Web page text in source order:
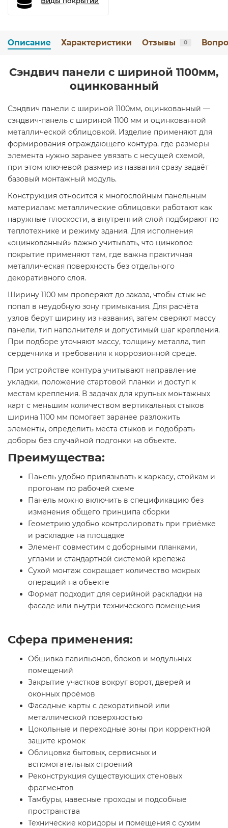
Описание Характеристики Отзывы 0
Сэндвич панели с шириной 1100мм,
оцинкованный
Сэндвич панели с шириной 1100мм, оцинкованный —
сэндвич-панель с шириной 1100 мм и оцинкованной
металлической облицовкой. Изделие применяют для
формирования ограждающего контура, где размеры
элемента нужно заранее увязать с несущей схемой,
при этом ключевой размер из названия сразу задаёт
базовый монтажный модуль.
Конструкция относится к многослойным панельным
материалам: металлические облицовки работают как
наружные плоскости, а внутренний слой подбирают по
теплотехнике и режиму здания. Для исполнения
«оцинкованный» важно учитывать, что цинковое
покрытие применяют там, где важна практичная
металлическая поверхность без отдельного
декоративного слоя.
Ширину 1100 мм проверяют до заказа, чтобы стык не
попал в неудобную зону примыкания. Для расчёта
узлов берут ширину из названия, затем сверяют массу
панели, тип наполнителя и допустимый шаг крепления.
При подборе уточняют массу, толщину металла, тип
сердечника и требования к коррозионной среде.
При устройстве контура учитывают направление
укладки, положение стартовой планки и доступ к
местам крепления. В задачах для крупных монтажных
карт с меньшим количеством вертикальных стыков
ширина 1100 мм помогает заранее разложить
элементы, определить места стыков и подобрать
доборы без случайной подгонки на объекте.
Преимущества:
Панель удобно привязывать к каркасу, стойкам и
прогонам по рабочей схеме
Панель можно включить в спецификацию без
изменения общего принципа сборки
Геометрию удобно контролировать при приёмке
и раскладке на площадке
Элемент совместим с доборными планками,
углами и стандартной системой крепежа
Сухой монтаж сокращает количество мокрых
операций на объекте
Формат подходит для серийной раскладки на
фасаде или внутри технического помещения
Сфера применения:
Обшивка павильонов, блоков и модульных
помещений
Закрытие участков вокруг ворот, дверей и
оконных проёмов
Фасадные карты с декоративной или
металлической поверхностью
Цокольные и переходные зоны при корректной
защите кромок
Облицовка бытовых, сервисных и
вспомогательных строений
Реконструкция существующих стеновых
фрагментов
Тамбуры, навесные проходы и подсобные
пространства
Технические коридоры и помещения с сухим